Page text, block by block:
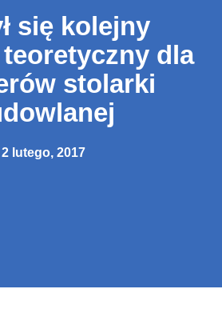
się kolejny
dla
stolarki
2 lutego, 2017